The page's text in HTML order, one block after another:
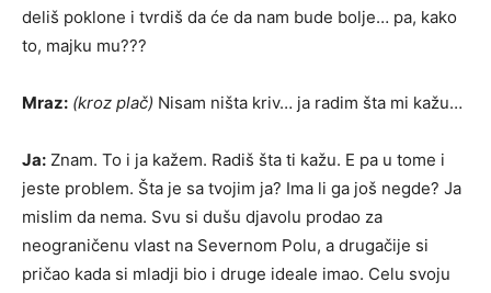
deliš poklone i tvrdiš da će da nam bude bolje… pa, kako
to, majku mu???
Mraz: (kroz plač) Nisam ništa kriv… ja radim šta mi kažu…
Ja: Znam. To i ja kažem. Radiš šta ti kažu. E pa u tome i
jeste problem. Šta je sa tvojim ja? Ima li ga još negde? Ja
mislim da nema. Svu si dušu djavolu prodao za
neograničenu vlast na Severnom Polu, a drugačije si
pričao kada si mladji bio i druge ideale imao. Celu svoju